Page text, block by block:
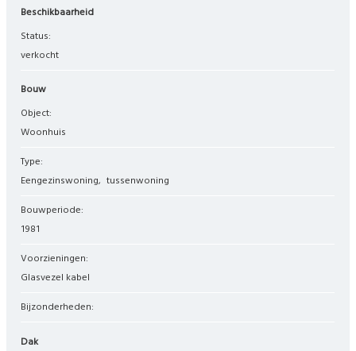
Beschikbaarheid
Status:
verkocht
Bouw
Object:
woonhuis
Type:
eengezinswoning tussenwoning
Bouwperiode:
1981
Voorzieningen:
Glasvezel kabel
Bijzonderheden:
Dak